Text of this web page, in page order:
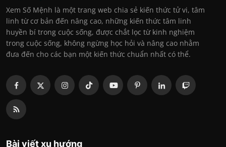
Xem Số Mệnh là một trang web chia sẻ kiến thức tử vi, tâm
linh từ cơ bản đến nâng cao, những kiến thức tâm linh
huyền bí trong cuộc sống, được chắt lọc từ kinh nghiệm
trong cuộc sống, không ngừng học hỏi và nâng cao nhằm
đưa đến cho các bạn một kiến thức chuẩn nhất có thể.
Bài viết xu hướng